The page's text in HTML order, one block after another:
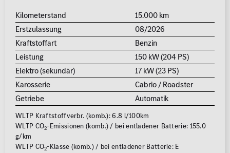
Kilometerstand
15.000 km
Erstzulassung
08/2026
Kraftstoffart
Benzin
Leistung
150 kW (204 PS)
Elektro (sekundär)
17 kW (23 PS)
Karosserie
Cabrio / Roadster
Getriebe
Automatik
WLTP Kraftstoffverbr. (komb.): 6.8 l/100km
WLTP CO2-Emissionen (komb.) / bei entladener Batterie: 155.0
g/km
WLTP CO2-Klasse (komb.) / bei entladener Batterie: E